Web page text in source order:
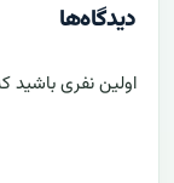
دیدگاه‌ها
اولین نفری باشید